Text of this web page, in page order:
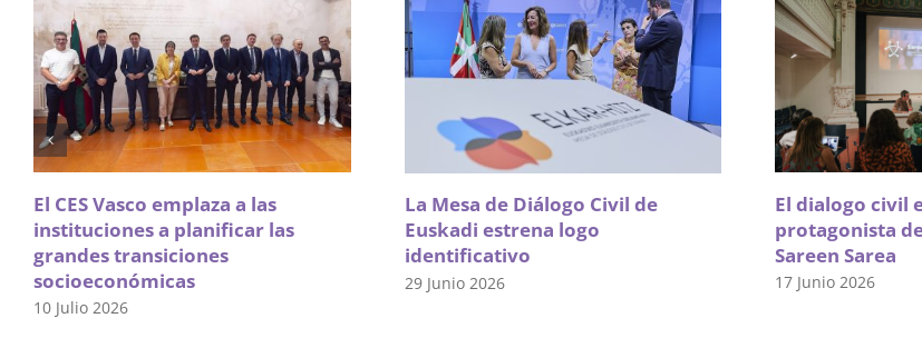
El CES Vasco emplaza a las
instituciones a planificar las
grandes transiciones
socioeconómicas
10 Julio 2026
La Mesa de Diálogo Civil de
Euskadi estrena logo
identificativo
29 Junio 2026
El dialogo civil
protagonista
Sareen Sarea
17 Junio 2026